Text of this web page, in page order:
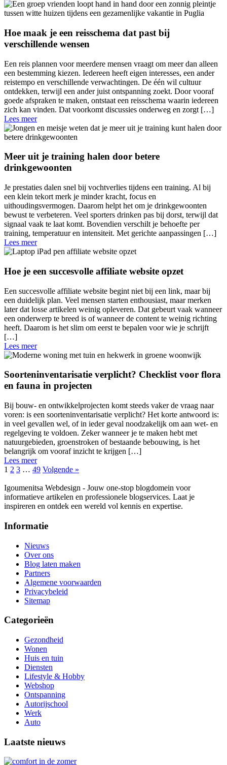
Hoe maak je een reisschema dat past bij
verschillende wensen
Een reis plannen voor meerdere mensen vraagt om meer dan alleen
een bestemming kiezen. Iedereen heeft eigen interesses, een ander
reistempo en verschillende verwachtingen. De één wil cultuur
ontdekken, terwijl een ander juist ontspanning zoekt. Door vooraf
goede afspraken te maken, ontstaat een reisschema waarin iedereen
zich kan vinden. Dat voorkomt discussies onderweg en zorgt […]
Lees meer
Meer uit je training halen door betere
drinkgewoonten
Je prestaties dalen snel bij vochtverlies tijdens een training. Al bij
een klein tekort merk je minder kracht, focus en
uithoudingsvermogen. Daarom helpt het om je drinkgewoonten
bewust te verbeteren. Veel sporters drinken pas bij dorst, terwijl dat
signaal vaak te laat komt. Bovendien verschilt je behoefte per
training, temperatuur en intensiteit. Met gerichte aanpassingen […]
Lees meer
Hoe je een succesvolle affiliate website opzet
Een succesvolle affiliate website begint niet bij een link, maar bij
een duidelijk plan. Veel mensen starten enthousiast, maar merken
later dat losse artikelen weinig opleveren. Dat gebeurt vaak wanneer
een onderwerp te breed is of wanneer de content te weinig richting
heeft. Daarom is het slim om eerst te bepalen voor wie je schrijft
[…]
Lees meer
Soorteninventarisatie verplicht? Checklist voor flora
en fauna in projecten
Bij bouw- en ontwikkelprojecten komt steeds vaker de vraag naar
voren: is een soorteninventarisatie verplicht? Het korte antwoord is:
in veel gevallen wel, of in ieder geval noodzakelijk om aan wet- en
regelgeving te voldoen. Zeker wanneer je te maken hebt met
natuurgebieden, groenstroken of bestaande bebouwing, is het
belangrijk om vooraf inzicht te krijgen […]
Lees meer
1 2 3 … 49 Volgende »
Igoumenitsa Webdesign - Jouw one-stop blogdomein voor
informatieve artikelen en professionele blogservices. Laat je
inspireren en ontdek een wereld vol kennis en expertise.
Informatie
Nieuws
Over ons
Blog laten maken
Partners
Algemene voorwaarden
Privacybeleid
Sitemap
Categorieën
Gezondheid
Wonen
Huis en tuin
Diensten
Lifestyle & Hobby
Webshop
Ontspanning
Autorijschool
Werk
Auto
Laatste nieuws